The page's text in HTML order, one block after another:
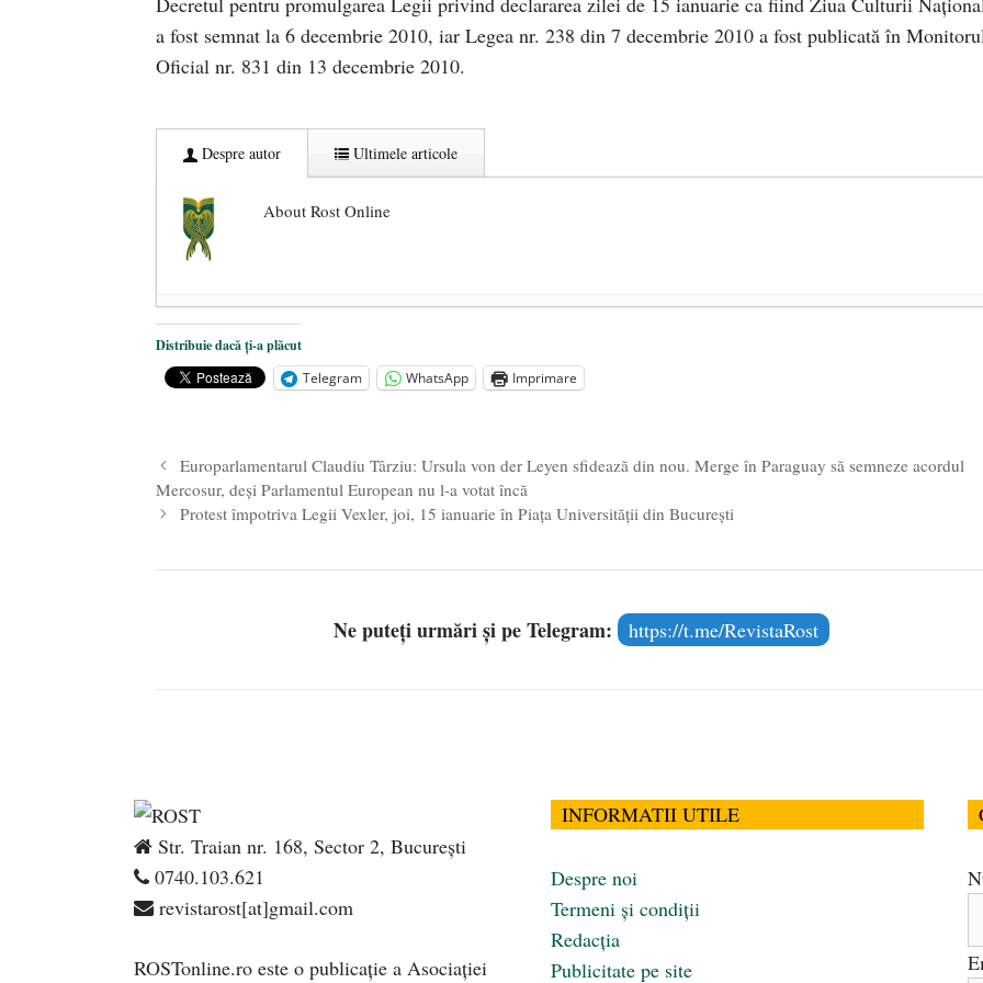
a fost semnat la 6 decembrie 2010, iar Legea nr. 238 din 7 decembrie 2010 a fost publicată în
Oficial nr. 831 din 13 decembrie 2010.
Despre autor Ultimele articole
About Rost Online
Dezvăluiri cutremurătoare despre președintele Ucrainei, Volodymyr Zelensky
Statul care servește Națiunea - 21 aprilie 2026
Legea Vexler produce efecte. Bustul poetului Octavian Goga, înlăturat din Iași
Distribuie dacă ți-a plăcut
Telegram
WhatsApp Imprimare
Europarlamentarul Claudiu Târziu: Ursula von der Leyen sfidează din nou. Merge în Paraguay să semneze acordul
Mercosur, deși Parlamentul European nu l-a votat încă
Protest împotriva Legii Vexler, joi, 15 ianuarie în Piața Universității din București
Ne puteți urmări și pe Telegram: https://t.me/RevistaRost
Str. Traian nr. 168, Sector 2, București
0740.103.621
revistarost[at]gmail.com
ROSTonline.ro este o publicaţie a Asociaţiei
INFORMATII UTILE
Despre noi
Termeni și condiții
Redacția
Publicitate pe site